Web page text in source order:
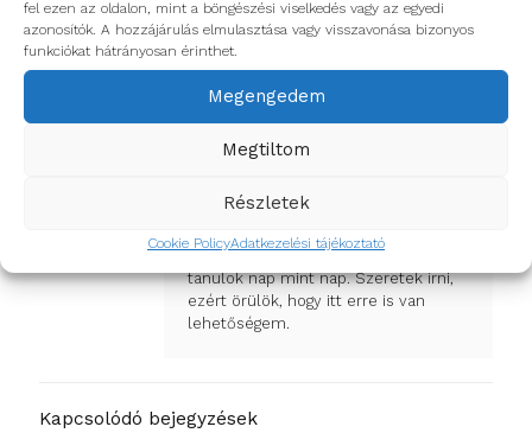
fel ezen az oldalon, mint a böngészési viselkedés vagy az egyedi
azonosítók. A hozzájárulás elmulasztása vagy visszavonása bizonyos
funkciókat hátrányosan érinthet.
Megengedem
Megtiltom
Részletek
Cookie PolicyAdatkezelési tájékoztató
olvassatok bele előzőcikkeinkbe.
Ha nem akarsz lemaradni további izgalmas szakmai
Linkedin-en!
Tündi vagyok, a HD marketing social
csapatának lelkes tagja. Izgalmas
időszak áll mögöttem, rengeteget
tanulok nap mint nap. Szeretek írni,
ezért örülök, hogy itt erre is van
lehetőségem.
Kapcsolódó bejegyzések